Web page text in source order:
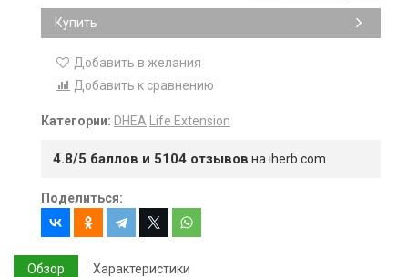
Купить
Добавить в желания
Добавить к сравнению
Категории: DHEA Life Extension
4.8/5 баллов и 5104 отзывов на iherb.com
Поделиться:
Обзор Характеристики